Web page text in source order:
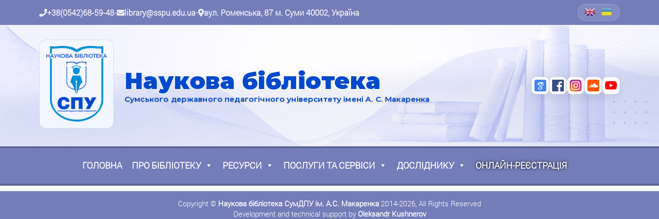
+38(0542)68-59-48• library@sspu.edu.ua• вул. Роменська, 87 м. Суми 40002, Україна
Наукова бібліотека
Сумського державного педагогічного університету імені А. С. Макаренка
ГОЛОВНА ПРО БІБЛІОТЕКУ РЕСУРСИ ПОСЛУГИ ТА СЕРВІСИ ДОСЛІДНИКУ ОНЛАЙН-РЕЄСТРАЦІЯ
Copyright © Наукова бібліотека СумДПУ ім. А.С. Макаренка 2014-2026, All Rights Reserved
Development and technical support by Oleksandr Kushnerov